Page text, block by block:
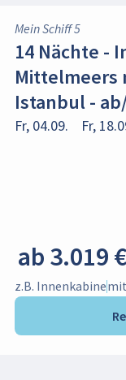
Mein Schiff 5
14 Nächte -
Mittelmeers
Istanbul -
Fr, 04.09. Fr,
ab 3.019
z.B. Innenkabine